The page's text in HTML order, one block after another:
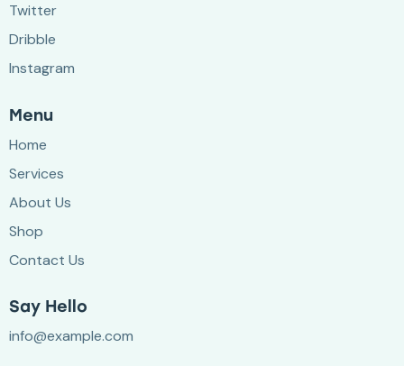
Twitter
Dribble
Instagram
Menu
Home
Services
About Us
Shop
Contact Us
Say Hello
info@example.com